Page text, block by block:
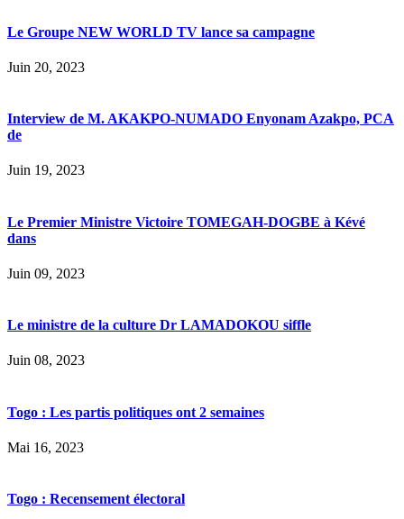
Le Groupe NEW WORLD TV lance sa campagne
Juin 20, 2023
Interview de M. AKAKPO-NUMADO Enyonam Azakpo, PCA
de
Juin 19, 2023
Le Premier Ministre Victoire TOMEGAH-DOGBE à Kévé
dans
Juin 09, 2023
Le ministre de la culture Dr LAMADOKOU siffle
Juin 08, 2023
Togo : Les partis politiques ont 2 semaines
Mai 16, 2023
Togo : Recensement électoral